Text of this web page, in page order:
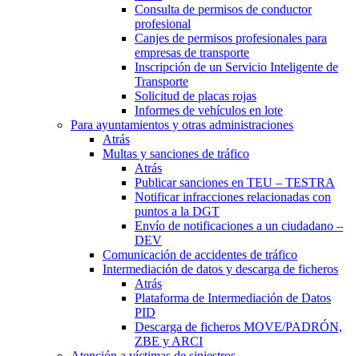
Consulta de permisos de conductor
profesional
Canjes de permisos profesionales para
empresas de transporte
Inscripción de un Servicio Inteligente de
Transporte
Solicitud de placas rojas
Informes de vehículos en lote
Para ayuntamientos y otras administraciones
Atrás
Multas y sanciones de tráfico
Atrás
Publicar sanciones en TEU – TESTRA
Notificar infracciones relacionadas con
puntos a la DGT
Envío de notificaciones a un ciudadano –
DEV
Comunicación de accidentes de tráfico
Intermediación de datos y descarga de ficheros
Atrás
Plataforma de Intermediación de Datos
PID
Descarga de ficheros MOVE/PADRÓN,
ZBE y ARCI